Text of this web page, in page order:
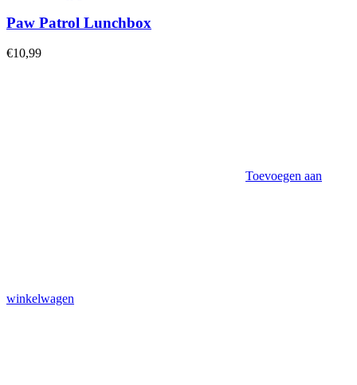
Paw Patrol Lunchbox
€10,99
Toevoegen aan
winkelwagen